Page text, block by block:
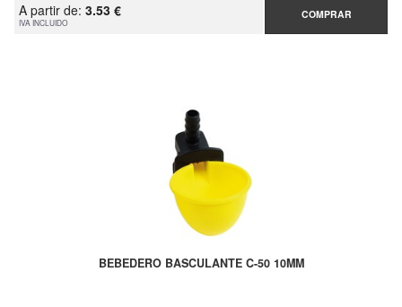
A partir de: 3.53 €
IVA INCLUIDO
COMPRAR
BEBEDERO BASCULANTE C-50 10MM